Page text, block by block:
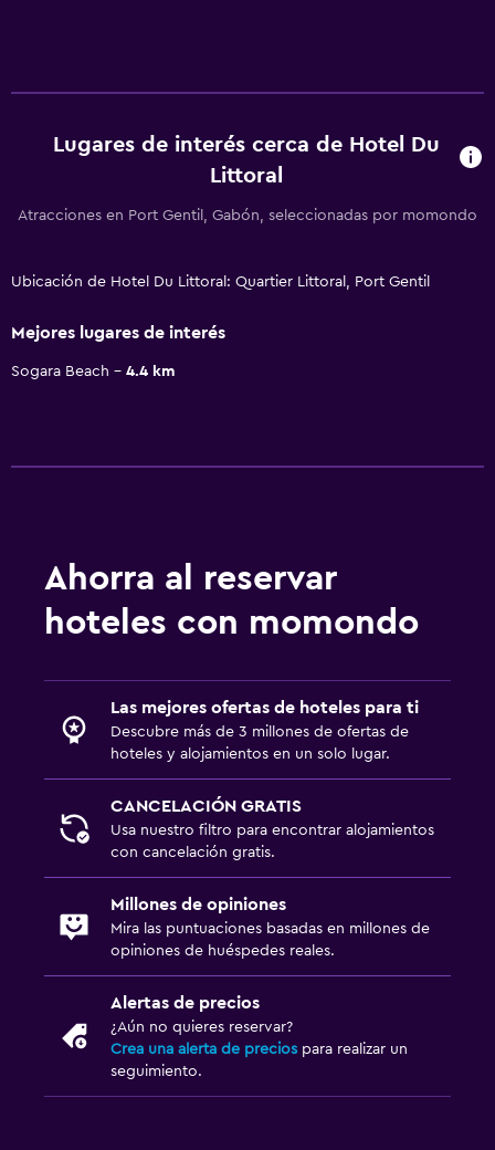
Lugares de interés cerca de Hotel Du
Littoral
Atracciones en Port Gentil, Gabón, seleccionadas por momondo
Ubicación de Hotel Du Littoral: Quartier Littoral, Port Gentil
Mejores lugares de interés
Sogara Beach 4.4 km
Ahorra al reservar
hoteles con momondo
Las mejores ofertas de hoteles para ti
Descubre más de 3 millones de ofertas de
hoteles y alojamientos en un solo lugar.
CANCELACIÓN GRATIS
Usa nuestro filtro para encontrar alojamientos
con cancelación gratis.
Millones de opiniones
Mira las puntuaciones basadas en millones de
opiniones de huéspedes reales.
Alertas de precios
¿Aún no quieres reservar?
Crea una alerta de precios para realizar un
seguimiento.